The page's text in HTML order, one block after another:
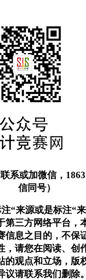
系或加微信，
信同号）
“来源或是标注“
第三方网络平台，
信息之目的，不保
，请您在阅读、创
的观点和立场，版
请联系我们删除。